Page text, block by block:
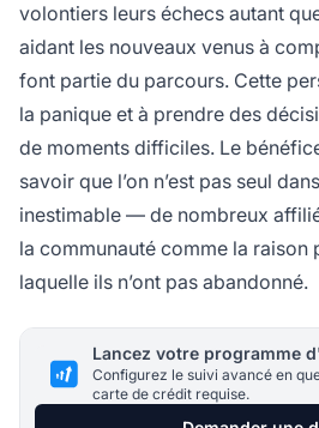
volontiers leurs échecs autant
aidant les nouveaux venus à
font partie du parcours. Cette
la panique et à prendre des
de moments difficiles. Le
savoir que l’on n’est pas seul
inestimable — de nombreux
la communauté comme la raison
laquelle ils n’ont pas abandonné.
Lancez votre programme
Configurez le suivi avancé en
carte de crédit requise.